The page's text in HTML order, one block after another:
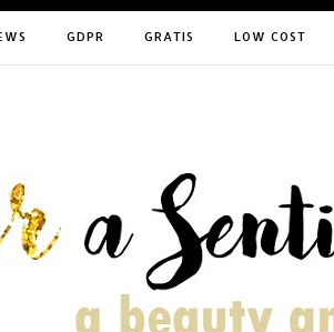
GDPR GRATIS LOW COST